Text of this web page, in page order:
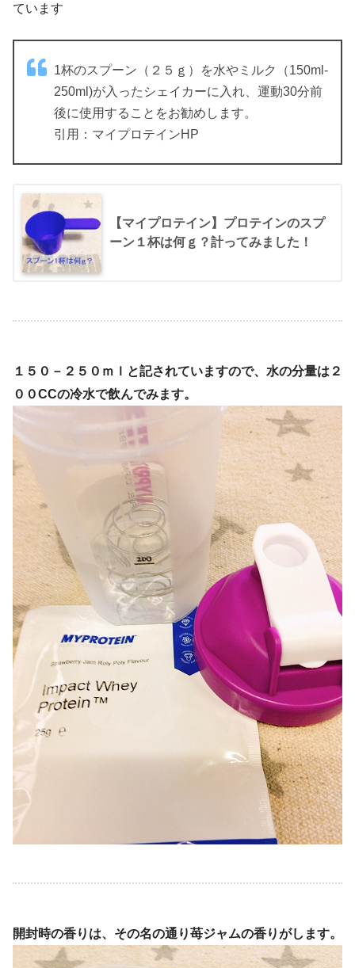
ています
1杯のスプーン（２５ｇ）を水やミルク（150ml-
250ml)が入ったシェイカーに入れ、運動30分前
後に使用することをお勧めします。
引用：マイプロテインHP
【マイプロテイン】プロテインのスプ
ーン１杯は何ｇ？計ってみました！
１５０－２５０ｍｌと記されていますので、水の分量は２
００CCの冷水で飲んでみます。
開封時の香りは、その名の通り苺ジャムの香りがします。